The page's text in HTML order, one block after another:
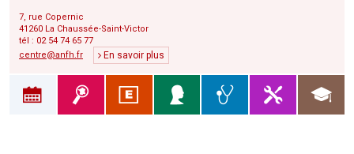
7, rue Copernic
41260 La Chaussée-Saint-Victor
tél : 02 54 74 65 77
centre@anfh.fr
En savoir plus